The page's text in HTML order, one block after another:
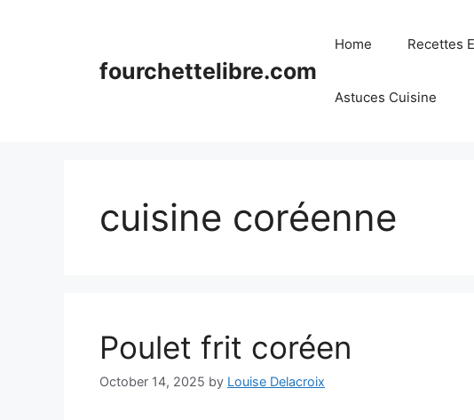
fourchettelibre.com
Home Recettes
Astuces Cuisine
cuisine coréenne
Poulet frit coréen
October 14, 2025 by Louise Delacroix